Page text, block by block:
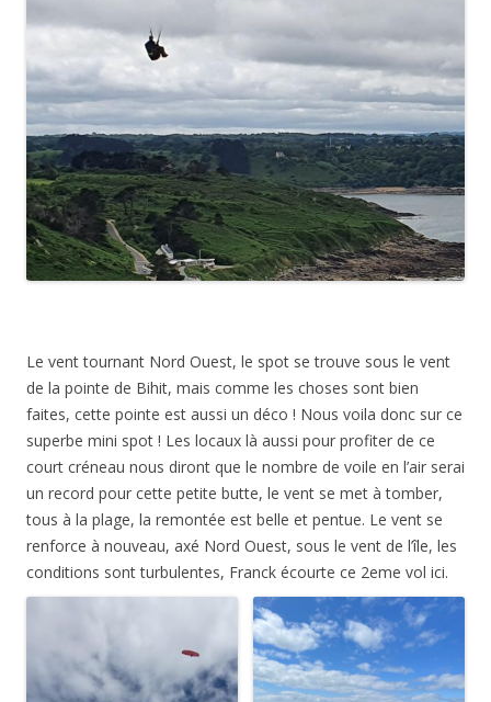
Le vent tournant Nord Ouest, le spot se trouve sous le vent
de la pointe de Bihit, mais comme les choses sont bien
faites, cette pointe est aussi un déco ! Nous voila donc sur ce
superbe mini spot ! Les locaux là aussi pour profiter de ce
court créneau nous diront que le nombre de voile en l’air serai
un record pour cette petite butte, le vent se met à tomber,
tous à la plage, la remontée est belle et pentue. Le vent se
renforce à nouveau, axé Nord Ouest, sous le vent de l’île, les
conditions sont turbulentes, Franck écourte ce 2eme vol ici.